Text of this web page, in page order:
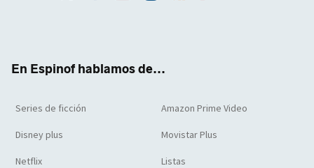
En Espinof hablamos de...
Series de ficción Amazon Prime Video
Disney plus Movistar Plus
Netflix Listas